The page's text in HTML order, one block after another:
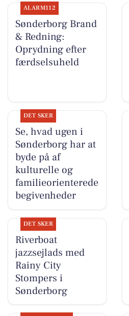
ALARM112
Sønderborg Brand
& Redning:
Oprydning efter
færdselsuheld
DET SKER
Se, hvad ugen i
Sønderborg har at
byde på af
kulturelle og
familieorienterede
begivenheder
DET SKER
Riverboat
jazzsejlads med
Rainy City
Stompers i
Sønderborg